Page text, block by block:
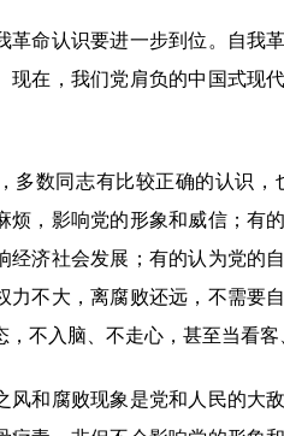
命认识要进一步到位。自我革
现在，我们党肩负的中国式现
数同志有比较正确的认识，
烦，影响党的形象和威信；有
经济社会发展；有的认为党的
力不大，离腐败还远，不需要
，不入脑、不走心，甚至当看
和腐败现象是党和人民的大敌